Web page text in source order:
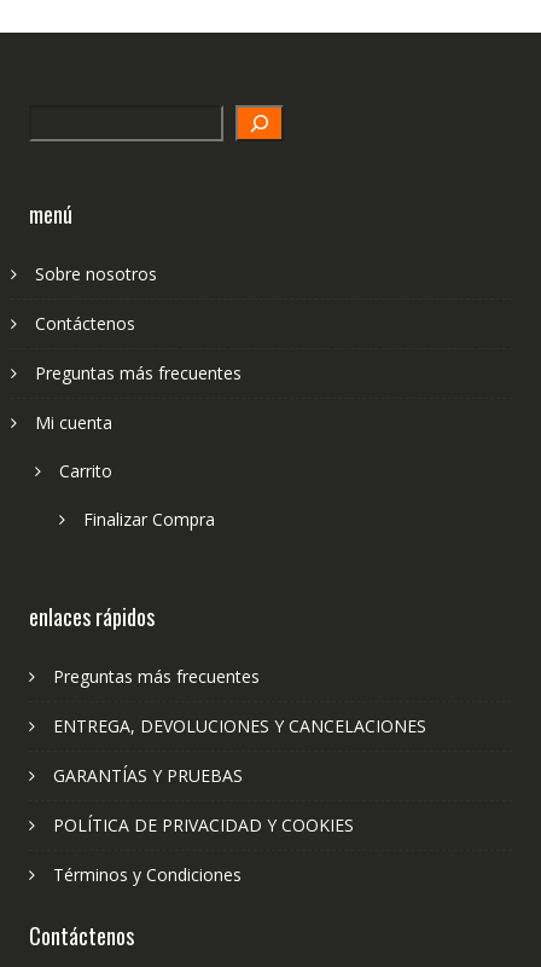
menú
Sobre nosotros
Contáctenos
Preguntas más frecuentes
Mi cuenta
Carrito
Finalizar Compra
enlaces rápidos
Preguntas más frecuentes
ENTREGA, DEVOLUCIONES Y CANCELACIONES
GARANTÍAS Y PRUEBAS
POLÍTICA DE PRIVACIDAD Y COOKIES
Términos y Condiciones
Contáctenos